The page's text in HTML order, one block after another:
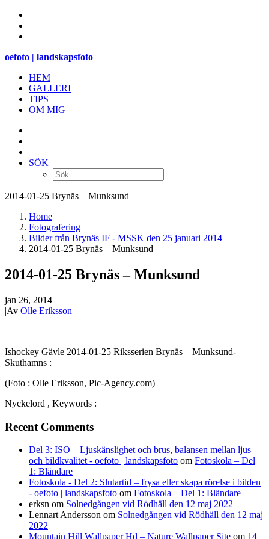
oefoto | landskapsfoto
HEM
GALLERI
TIPS
OM MIG
SÖK
2014-01-25 Brynäs – Munksund
Home
Fotografering
Bilder från Brynäs IF - MSSK den 25 januari 2014
2014-01-25 Brynäs – Munksund
2014-01-25 Brynäs – Munksund
jan 26, 2014
|Av Olle Eriksson
Ishockey Gävle 2014-01-25 Riksserien Brynäs – Munksund-
Skuthamns :
(Foto : Olle Eriksson, Pic-Agency.com)
Nyckelord , Keywords :
Recent Comments
Del 3: ISO – Ljuskänslighet och brus, balansen mellan ljus
och bildkvalitet - oefoto | landskapsfoto om Fotoskola – Del
1: Bländare
Fotoskola - Del 2: Slutartid – frysa eller skapa rörelse i bilden
- oefoto | landskapsfoto om Fotoskola – Del 1: Bländare
erksn om Solnedgången vid Rödhäll den 12 maj 2022
Lennart Andersson om Solnedgången vid Rödhäll den 12 maj
2022
Mountain Hill Wallpaper Hd – Nature Wallpaper Site om 14